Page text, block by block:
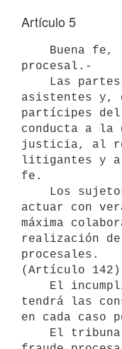
Artículo 5
procesal.-
asistentes y,
partícipes del
conducta a la
justicia, al
litigantes y a
fe.
actuar con
máxima
realización
procesales.
(Artículo
tendrá las
en cada caso